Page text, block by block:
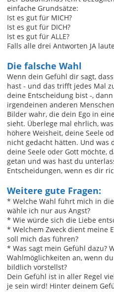
einfache Grundsätze:
Ist es gut für MICH?
Ist es gut für DICH?
Ist es gut für ALLE?
Falls alle drei Antworten JA
Die falsche Wahl
Wenn dein Gefühl dir sagt,
hast - und das trifft jedes Mal
deine Entscheidung bist -,
irgendeinen anderen
Bilder wahr, die dein Ego in
sieht. Überlege mal ehrlich,
höhere Weisheit, deine Seele
nicht gedacht hätten. Und was
deine Seele oder Gott möchte,
getan und was hast du
Entscheidungen, wenn es dir
Weitere gute Fragen:
* Welche Wahl führt mich in
wähle ich nur aus Angst?
* Wie würde sich die Liebe
* Welchem Zweck dient meine
soll mich das führen?
* Was sagt mein Gefühl dazu?
Wahlmöglichkeiten an, wenn
bildlich vorstellst?
Dein Gefühl ist in aller Regel
je sein wird! Hinter deinem